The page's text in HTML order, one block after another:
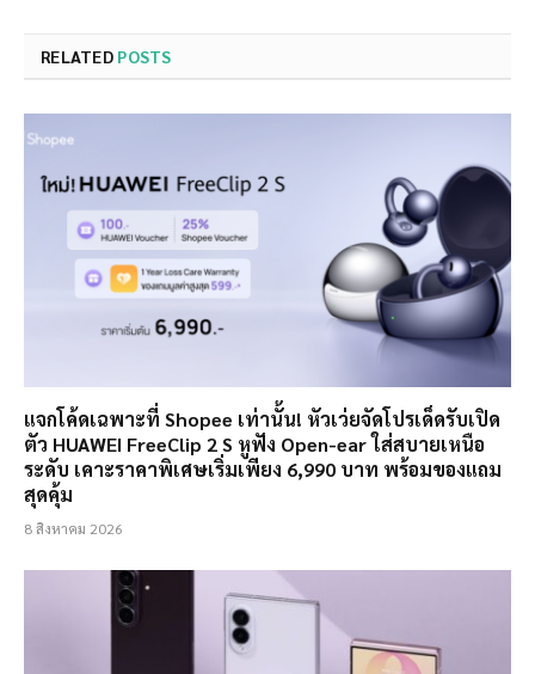
RELATED POSTS
แจกโค้ดเฉพาะที่ Shopee เท่านั้น! หัวเว่ยจัดโปรเด็ดรับเปิด
ตัว HUAWEI FreeClip 2 S หูฟัง Open-ear ใส่สบายเหนือ
ระดับ เคาะราคาพิเศษเริ่มเพียง 6,990 บาท พร้อมของแถม
สุดคุ้ม
8 สิงหาคม 2026